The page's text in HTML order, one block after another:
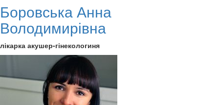
Боровська Анна
Володимирівна
лікарка акушер-гінекологиня